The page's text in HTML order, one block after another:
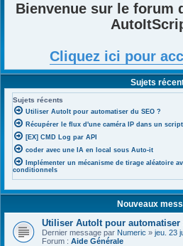
Bienvenue sur le forum
Cliquez ici pour
Sujets
Sujets récents
Utiliser AutoIt pour automatiser du SEO ?
Récupérer le flux d'une caméra IP dans un
[EX] CMD Log par API
coder avec une IA en local sous Auto-it
Implémenter un mécanisme de tirage aléatoire
conditionnels
Nouveaux
Utiliser AutoIt pour automatiser
Dernier message par Numeric » jeu. 23
Forum : Aide Générale